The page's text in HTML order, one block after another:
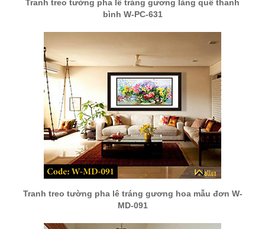
Tranh treo tường pha lê tráng gương làng quê thanh
bình W-PC-631
Tranh treo tường pha lê tráng gương hoa mẫu đơn W-
MD-091